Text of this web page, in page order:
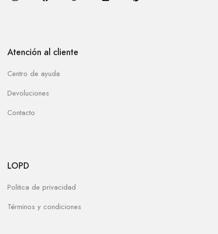
Atención al cliente
Centro de ayuda
Devoluciones
Contacto
LOPD
Politica de privacidad
Términos y condiciones